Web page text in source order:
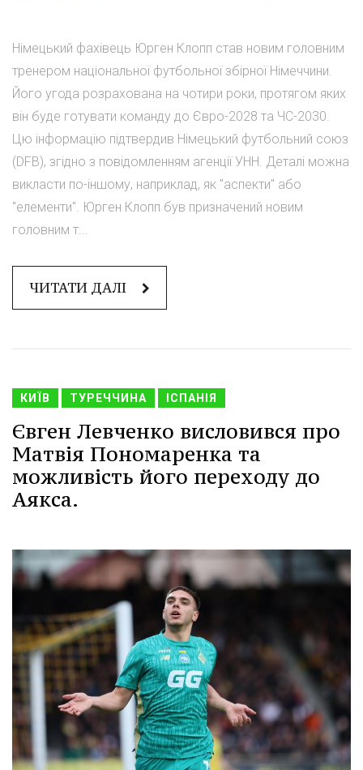
Німецький фахівець Юрген Клопп став новим головним
тренером національної футбольної збірної Німеччини.
Його угода розрахована на чотири роки, протягом яких
він буде готувати команду до Євро-2028 та ЧС-2030.
Цю інформацію підтвердив Німецький футбольний союз
(DFB), згідно з повідомленням агенції УНН. Деталі можна
викласти по-іншому, наприклад, як "аспекти" або
"елементи". Юрген Клопп був призначений новим
головним т...
ЧИТАТИ ДАЛІ
КИЇВ ТУРЕЧЧИНА ІСПАНІЯ
Євген Левченко висловився про
Матвія Пономаренка та
можливість його переходу до
Аякса.